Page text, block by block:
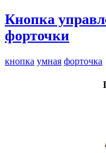
Кнопка
форточки
кнопка умная форточка